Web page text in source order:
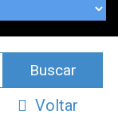
Voltar